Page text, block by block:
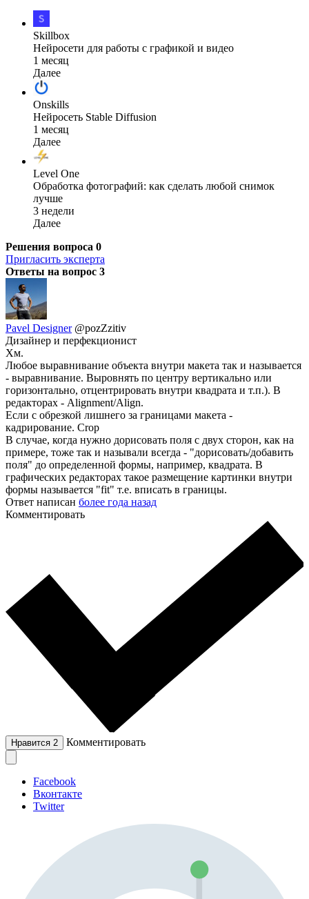
Skillbox
Нейросети для работы с графикой и видео
1 месяц
Далее
Onskills
Нейросеть Stable Diffusion
1 месяц
Далее
Level One
Обработка фотографий: как сделать любой снимок
лучше
3 недели
Далее
Решения вопроса 0
Пригласить эксперта
Ответы на вопрос 3
Pavel Designer @pozZzitiv
Дизайнер и перфекционист
Хм.
Любое выравнивание объекта внутри макета так и называется
- выравнивание. Выровнять по центру вертикально или
горизонтально, отцентрировать внутри квадрата и т.п.). В
редакторах - Alignment/Align.
Если с обрезкой лишнего за границами макета -
кадрирование. Crop
В случае, когда нужно дорисовать поля с двух сторон, как на
примере, тоже так и называли всегда - "дорисовать/добавить
поля" до определенной формы, например, квадрата. В
графических редакторах такое размещение картинки внутри
формы называется "fit" т.е. вписать в границы.
Ответ написан более года назад
Комментировать
Нравится 2 Комментировать
Facebook
Вконтакте
Twitter